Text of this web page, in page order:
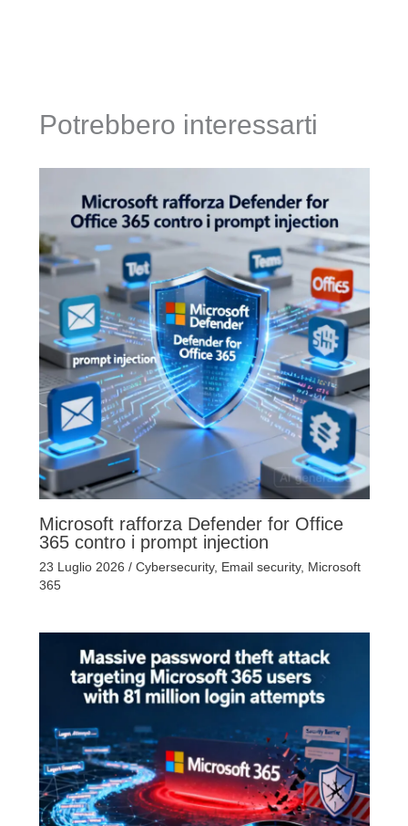
Potrebbero interessarti
Microsoft rafforza Defender for Office
365 contro i prompt injection
23 Luglio 2026 / Cybersecurity, Email security, Microsoft
365